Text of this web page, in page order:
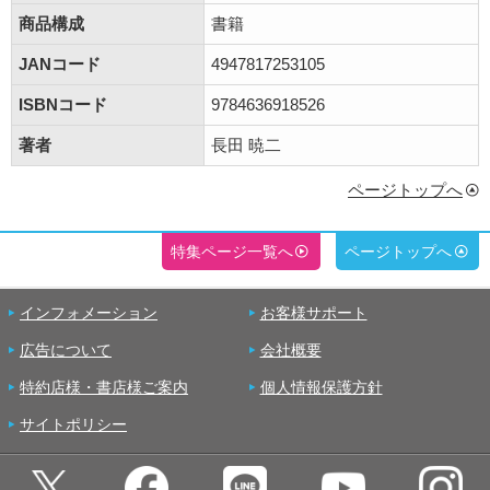
商品構成 書籍
JANコード 4947817253105
ISBNコード 9784636918526
著者 長田 暁二
ページトップへ
特集ページ一覧へ ページトップへ
インフォメーション お客様サポート
広告について 会社概要
特約店様・書店様ご案内 個人情報保護方針
サイトポリシー